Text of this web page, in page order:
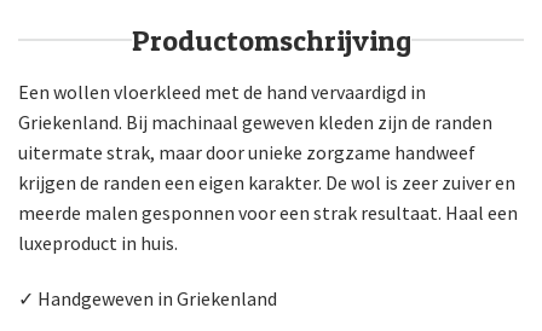
Productomschrijving
Een wollen vloerkleed met de hand vervaardigd in
Griekenland. Bij machinaal geweven kleden zijn de randen
uitermate strak, maar door unieke zorgzame handweef
krijgen de randen een eigen karakter. De wol is zeer zuiver en
meerde malen gesponnen voor een strak resultaat. Haal een
luxeproduct in huis.
✓ Handgeweven in Griekenland